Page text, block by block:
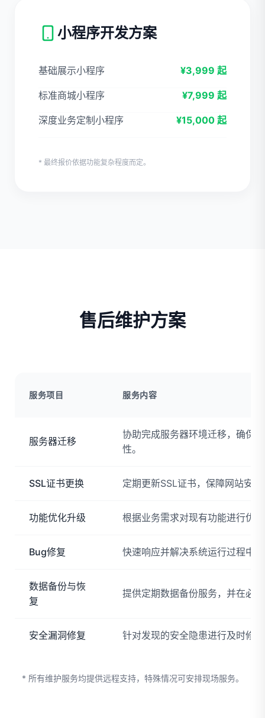
小程序开发方案
基础展示小程序 ¥3,999 起
标准商城小程序 ¥7,999 起
深度业务定制小程序 ¥15,000 起
* 最终报价依据功能复杂程度而定。
售后维护方案
服务项目 服务内容
服务器迁移
协助完成服务器环境迁移，确保
性。
SSL证书更换 定期更新SSL证书，保障网站安
功能优化升级 根据业务需求对现有功能进行优
Bug修复 快速响应并解决系统运行过程中
数据备份与恢
复
提供定期数据备份服务，并在必
安全漏洞修复 针对发现的安全隐患进行及时修
* 所有维护服务均提供远程支持，特殊情况可安排现场服务。